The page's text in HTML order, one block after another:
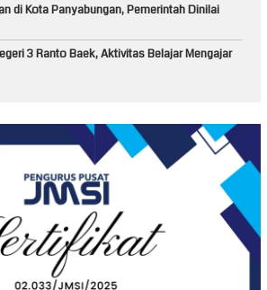
di Kota Panyabungan, Pemerintah Dinilai
3 Ranto Baek, Aktivitas Belajar Mengajar